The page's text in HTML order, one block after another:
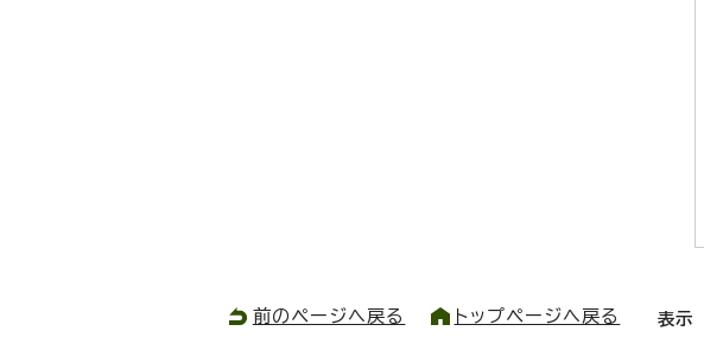
前のページへ戻る トップページへ戻る 表示